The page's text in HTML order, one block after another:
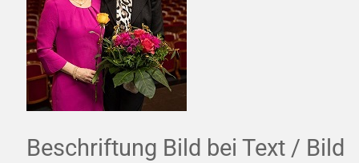
Beschriftung Bild bei Text / Bild